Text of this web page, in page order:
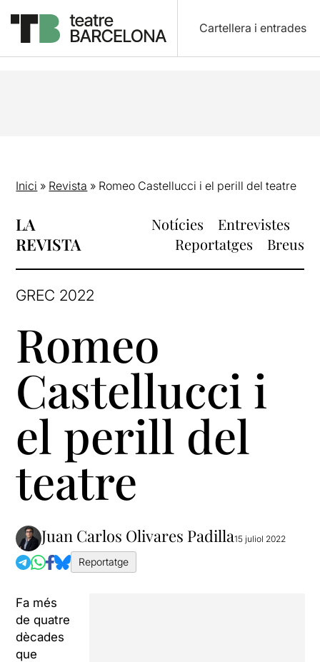
Cartellera i entrades
Inici » Revista » Romeo Castellucci i el perill del teatre
LA
REVISTA
Notícies
Entrevistes
Reportatges
Breus
GREC 2022
Romeo
Castellucci i
el perill del
teatre
Juan Carlos Olivares Padilla15 juliol 2022
Reportatge
Fa més
de quatre
dècades
que